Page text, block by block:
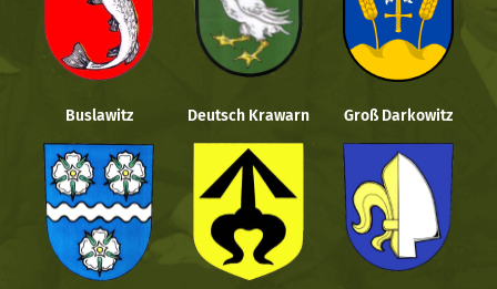
Buslawitz Deutsch Krawarn Groß Darkowitz